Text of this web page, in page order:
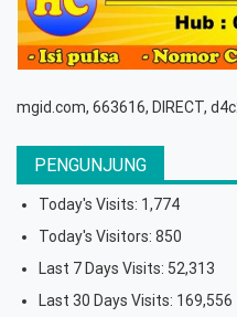
mgid.com, 663616, DIRECT,
PENGUNJUNG
Today's Visits: 1,774
Today's Visitors: 850
Last 7 Days Visits: 52,313
Last 30 Days Visits: 169,556